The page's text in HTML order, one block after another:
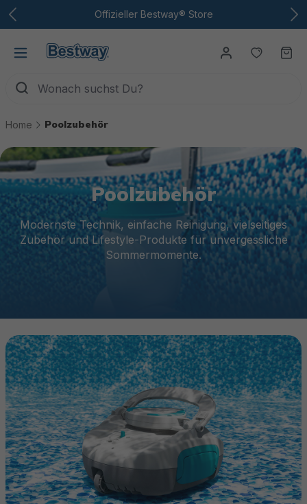
Zum Hauptinhalt Offizieller Bestway® Store
Du
Home Poolzubehör
Poolzubehör
Modernste Technik, einfache Reinigung, vielseitiges
Zubehör und Lifestyle-Produkte für unvergessliche
Sommermomente.